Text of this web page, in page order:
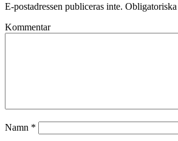
E-postadressen publiceras inte.
Kommentar
Namn *